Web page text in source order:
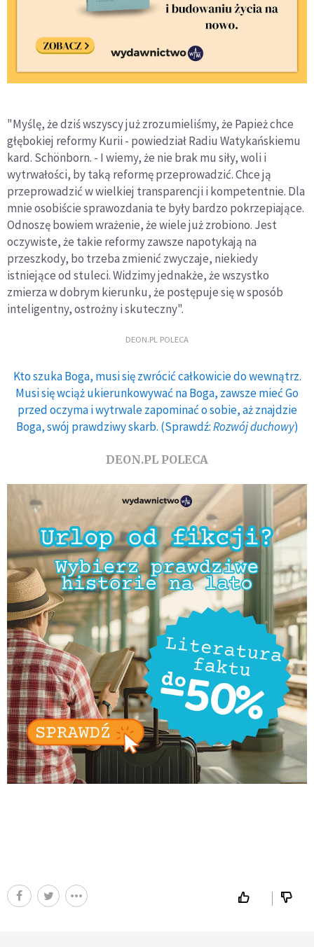
"Myślę, że dziś wszyscy już zrozumieliśmy, że Papież chce
głębokiej reformy Kurii - powiedział Radiu Watykańskiemu
kard. Schönborn. - I wiemy, że nie brak mu siły, woli i
wytrwałości, by taką reformę przeprowadzić. Chce ją
przeprowadzić w wielkiej transparencji i kompetentnie. Dla
mnie osobiście sprawozdania te były bardzo pokrzepiające.
Odnoszę bowiem wrażenie, że wiele już zrobiono. Jest
oczywiste, że takie reformy zawsze napotykają na
przeszkody, bo trzeba zmienić zwyczaje, niekiedy
istniejące od stuleci. Widzimy jednakże, że wszystko
zmierza w dobrym kierunku, że postępuje się w sposób
inteligentny, ostrożny i skuteczny".
DEON.PL POLECA
Kto szuka Boga, musi się zwrócić całkowicie do wewnątrz.
Musi się wciąż ukierunkowywać na Boga, zawsze mieć Go
przed oczyma i wytrwale zapominać o sobie, aż znajdzie
Boga, swój prawdziwy skarb. (Sprawdź:Rozwój duchowy)
DEON.PL POLECA